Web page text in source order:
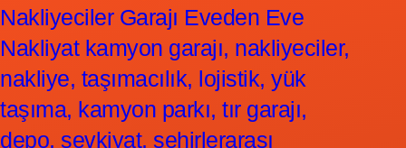
Nakliyeciler Garajı Eveden Eve
Nakliyat kamyon garajı, nakliyeciler,
nakliye, taşımacılık, lojistik, yük
taşıma, kamyon parkı, tır garajı,
depo, sevkiyat, şehirlerarası